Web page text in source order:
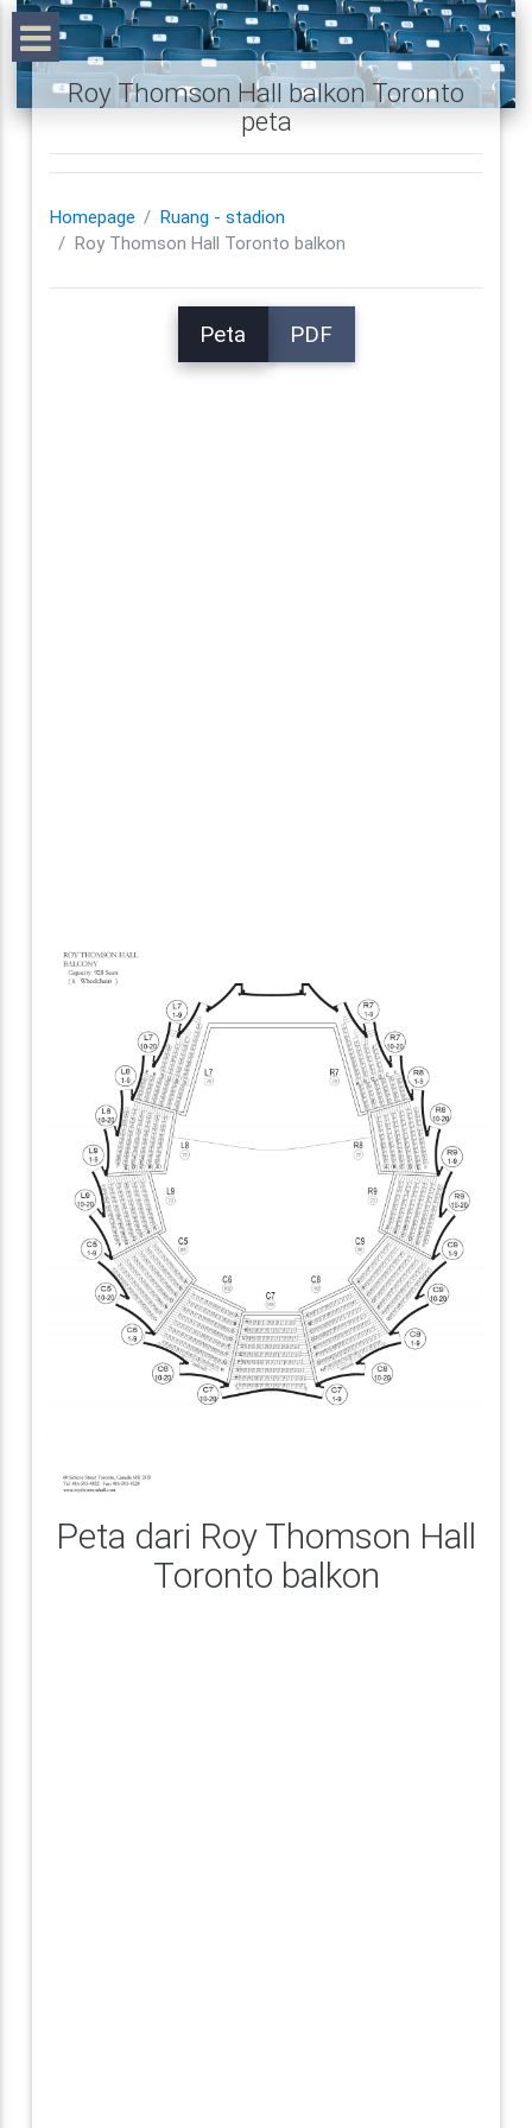
Roy Thomson Hall balkon Toronto
peta
Homepage
Ruang - stadion
Roy Thomson Hall Toronto balkon
Peta PDF
Peta dari Roy Thomson Hall
Toronto balkon